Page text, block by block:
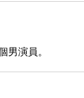
男演員。